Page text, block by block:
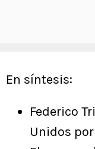
En síntesis:
Federico
Unidos